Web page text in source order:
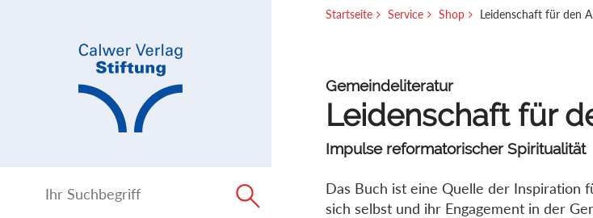
Startseite Service Shop Leidenschaft für den
Gemeindeliteratur
Leidenschaft für
Impulse reformatorischer Spiritualität
Das Buch ist eine Quelle der Inspiration
sich selbst und ihr Engagement in der